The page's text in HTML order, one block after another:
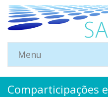
Menu
Comparticipações